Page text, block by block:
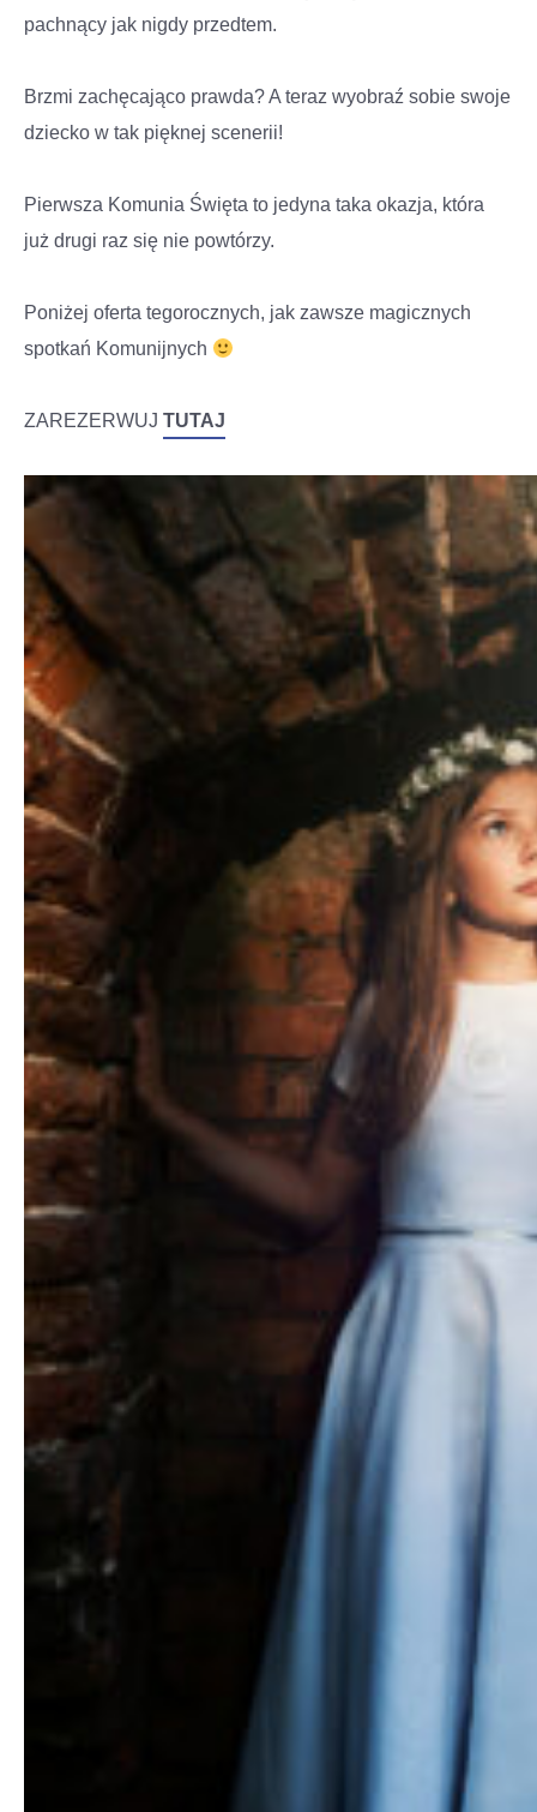
pachnący jak nigdy przedtem.
Brzmi zachęcająco prawda? A teraz wyobraź sobie swoje
dziecko w tak pięknej scenerii!
Pierwsza Komunia Święta to jedyna taka okazja, która
już drugi raz się nie powtórzy.
Poniżej oferta tegorocznych, jak zawsze magicznych
spotkań Komunijnych
ZAREZERWUJ TUTAJ